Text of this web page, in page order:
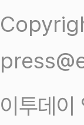
이투데이